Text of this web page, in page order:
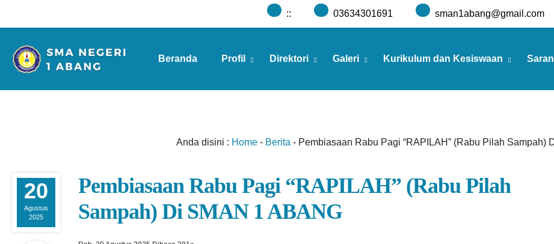
:: 03634301691 sman1abang@gmail.com
Beranda Profil Direktori Galeri Kurikulum dan Kesiswaan
Anda disini : Home- Berita - Pembiasaan Rabu Pagi “RAPILAH” (Rabu Pilah Sampah)
20
Agustus
2025
Pembiasaan Rabu Pagi “RAPILAH” (Rabu Pilah
Sampah) Di SMAN 1 ABANG